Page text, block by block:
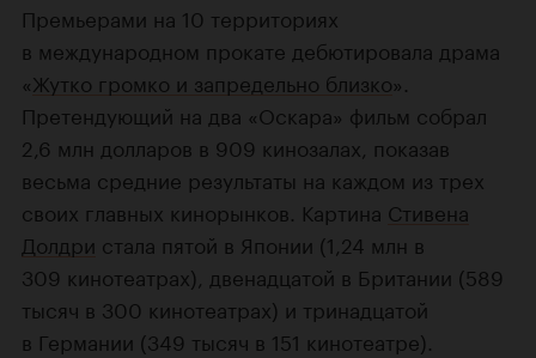
Премьерами на 10 территориях
в международном прокате дебютировала драма
«Жутко громко и запредельно близко».
Претендующий на два «Оскара» фильм собрал
2,6 млн долларов в 909 кинозалах, показав
весьма средние результаты на каждом из трех
своих главных кинорынков. Картина Стивена
Долдри стала пятой в Японии (1,24 млн в
309 кинотеатрах), двенадцатой в Британии (589
тысяч в 300 кинотеатрах) и тринадцатой
в Германии (349 тысяч в 151 кинотеатре).